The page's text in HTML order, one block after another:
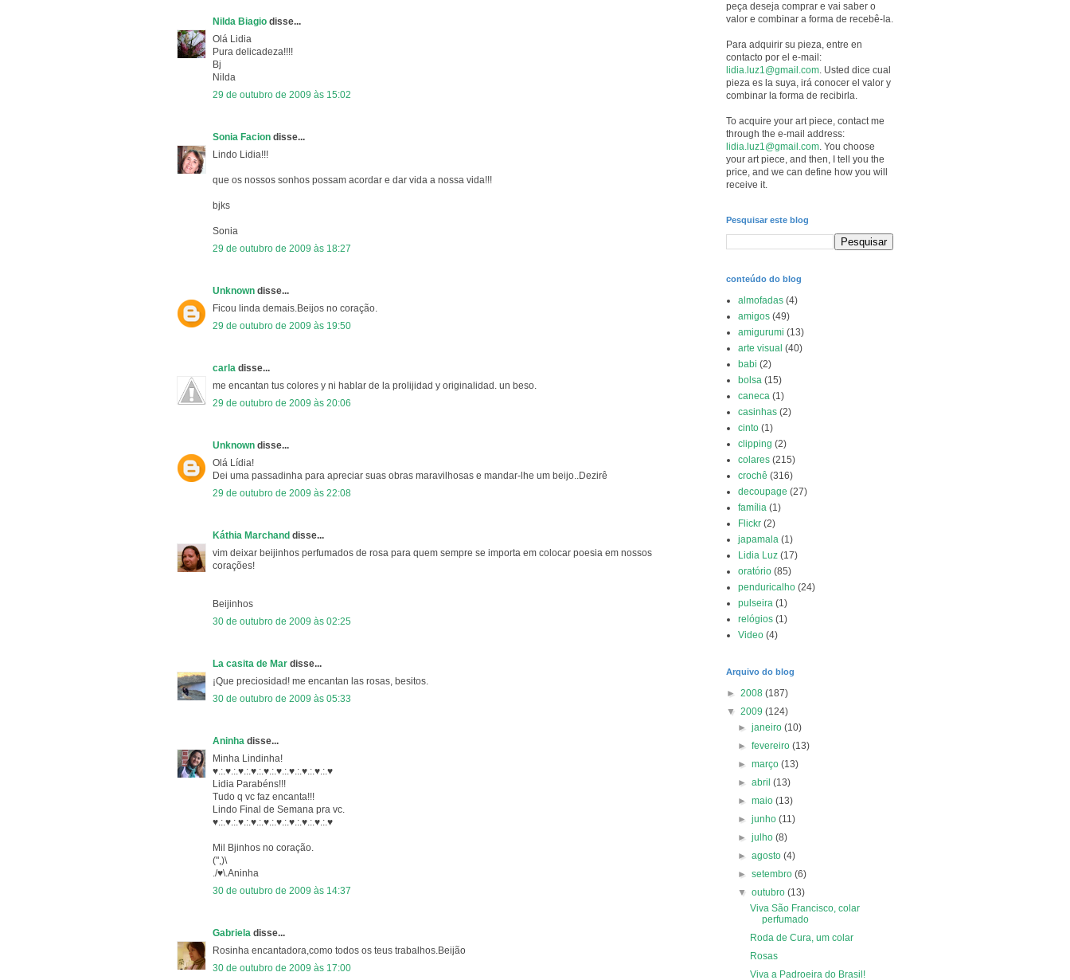
Nilda Biagio disse...
Olá Lidia
Pura delicadeza!!!!
Bj
Nilda
29 de outubro de 2009 às 15:02
Sonia Facion disse...
Lindo Lidia!!!
que os nossos sonhos possam acordar e dar vida a nossa vida!!!
bjks
Sonia
29 de outubro de 2009 às 18:27
Unknown disse...
Ficou linda demais.Beijos no coração.
29 de outubro de 2009 às 19:50
carla disse...
me encantan tus colores y ni hablar de la prolijidad y originalidad. un beso.
29 de outubro de 2009 às 20:06
Unknown disse...
Olá Lídia!
Dei uma passadinha para apreciar suas obras maravilhosas e mandar-lhe um beijo..Dezirê
29 de outubro de 2009 às 22:08
Káthia Marchand disse...
vim deixar beijinhos perfumados de rosa para quem sempre se importa em colocar poesia em nossos
corações!
Beijinhos
30 de outubro de 2009 às 02:25
La casita de Mar disse...
¡Que preciosidad! me encantan las rosas, besitos.
30 de outubro de 2009 às 05:33
Aninha disse...
Minha Lindinha!
♥.:.♥.:.♥.:.♥.:.♥.:.♥.:.♥.:.♥.:.♥.:.♥
Lidia Parabéns!!!
Tudo q vc faz encanta!!!
Lindo Final de Semana pra vc.
♥.:.♥.:.♥.:.♥.:.♥.:.♥.:.♥.:.♥.:.♥.:.♥
Mil Bjinhos no coração.
(",)\
./♥\.Aninha
30 de outubro de 2009 às 14:37
Gabriela disse...
Rosinha encantadora,como todos os teus trabalhos.Beijão
30 de outubro de 2009 às 17:00
peça deseja comprar e vai saber o
valor e combinar a forma de recebê-la.
Para adquirir su pieza, entre en
contacto por el e-mail:
lidia.luz1@gmail.com. Usted dice cual
pieza es la suya, irá conocer el valor y
combinar la forma de recibirla.
To acquire your art piece, contact me
through the e-mail address:
lidia.luz1@gmail.com. You choose
your art piece, and then, I tell you the
price, and we can define how you will
receive it.
Pesquisar este blog
conteúdo do blog
almofadas (4)
amigos (49)
amigurumi (13)
arte visual (40)
babi (2)
bolsa (15)
caneca (1)
casinhas (2)
cinto (1)
clipping (2)
colares (215)
crochê (316)
decoupage (27)
família (1)
Flickr (2)
japamala (1)
Lidia Luz (17)
oratório (85)
penduricalho (24)
pulseira (1)
relógios (1)
Video (4)
Arquivo do blog
► 2008 (187)
▼ 2009 (124)
►janeiro(10)
►fevereiro(13)
►março(13)
►abril(13)
►maio(13)
►junho(11)
►julho(8)
►agosto(4)
►setembro(6)
▼outubro(13)
Viva São Francisco, colar
perfumado
Roda de Cura, um colar
Rosas
Viva a Padroeira do Brasil!